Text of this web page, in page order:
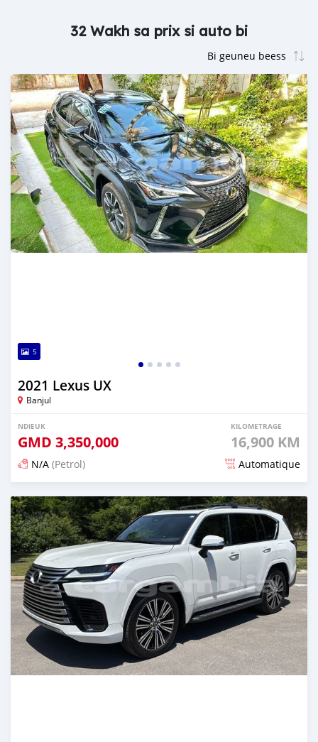
32 Wakh sa prix si auto bi
5
2021 Lexus UX
Banjul
NDIEUK
GMD 3,350,000
KILOMETRAGE
16,900 KM
N/A (Petrol) Automatique
Dougal na niou ko depuis 24 days